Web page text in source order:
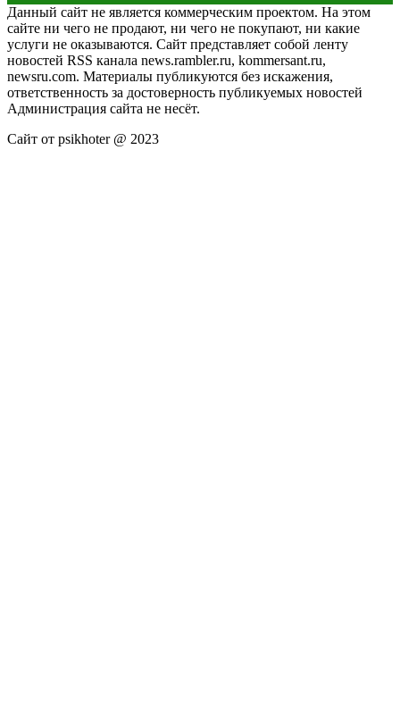
Данный сайт не является коммерческим проектом. На этом
сайте ни чего не продают, ни чего не покупают, ни какие
услуги не оказываются. Сайт представляет собой ленту
новостей RSS канала news.rambler.ru, kommersant.ru,
newsru.com. Материалы публикуются без искажения,
ответственность за достоверность публикуемых новостей
Администрация сайта не несёт.
Сайт от psikhoter @ 2023